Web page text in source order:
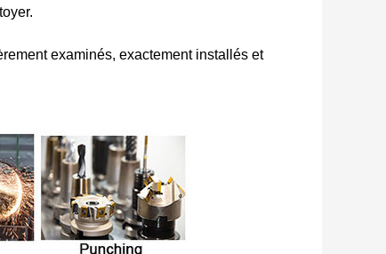
examinés, exactement installés et